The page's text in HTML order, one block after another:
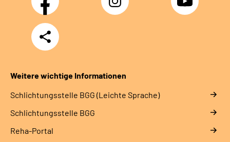
Teilen
Weitere wichtige Informationen
Schlich­tungs­stel­le BGG (Leichte Sprache)
Schlich­tungs­stel­le BGG
Reha-Portal